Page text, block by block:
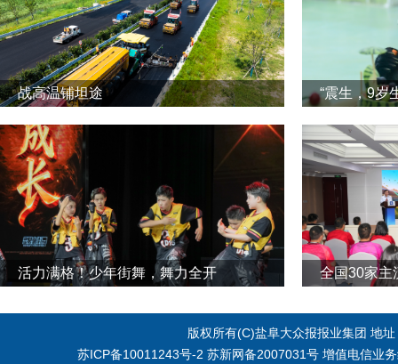
战高温铺坦途 “震生，9岁
活力满格！少年街舞，舞力全开 全国30家主
版权所有(C)盐阜大众报报业集团 地
苏ICP备10011243号-2 苏新网备2007031号 增值电信业